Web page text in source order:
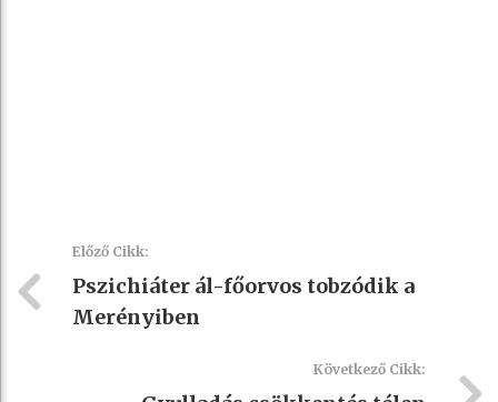
Előző Cikk:
Pszichiáter ál-főorvos tobzódik a
Merényiben
Következő Cikk: